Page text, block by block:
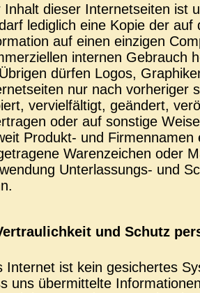
Inhalt dieser Internetseiten ist
lediglich eine Kopie der
auf einen einzigen
internen Gebrauch
dürfen Logos,
nur nach vorheriger
vervielfältigt, geändert,
oder auf sonstige
Produkt- und
Warenzeichen oder
Unterlassungs- und
und Schutz
Internet ist kein gesichertes
uns übermittelte